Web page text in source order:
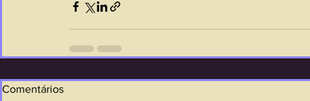
Comentários